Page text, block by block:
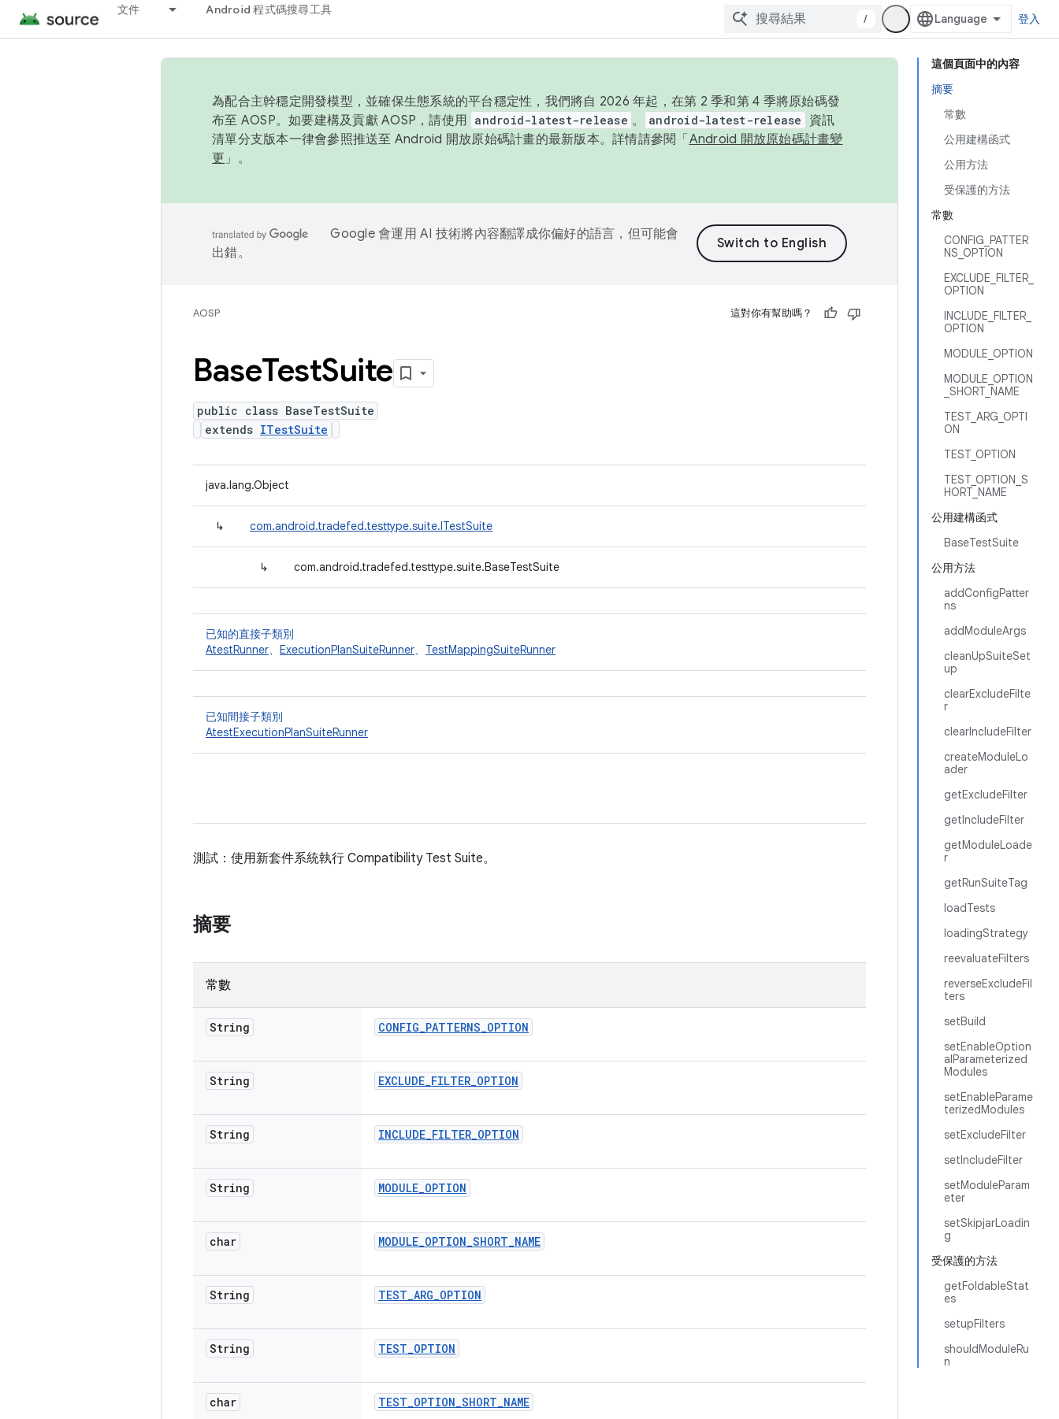
文件 Android 程式碼搜尋工具
/ 登入
這個頁面中的內容
摘要
常數
公用建構函式
公用方法
受保護的方法
常數
CONFIG_PATTER
NS_OPTION
EXCLUDE_FILTER_
OPTION
INCLUDE_FILTER_
OPTION
MODULE_OPTION
MODULE_OPTION
_SHORT_NAME
TEST_ARG_OPTI
ON
TEST_OPTION
TEST_OPTION_S
HORT_NAME
公用建構函式
BaseTestSuite
公用方法
addConfigPatter
ns
addModuleArgs
cleanUpSuiteSet
up
clearExcludeFilte
r
clearIncludeFilter
createModuleLo
ader
getExcludeFilter
getIncludeFilter
getModuleLoade
r
getRunSuiteTag
loadTests
loadingStrategy
reevaluateFilters
reverseExcludeFil
ters
setBuild
setEnableOption
alParameterized
Modules
setEnableParame
terizedModules
setExcludeFilter
setIncludeFilter
setModuleParam
eter
setSkipjarLoadin
g
受保護的方法
getFoldableStat
es
setupFilters
shouldModuleRu
n
為配合主幹穩定開發模型，並確保生態系統的平台穩定性，我們將自 2026 年起，在第 2 季和第 4 季將原始碼發
布至 AOSP。如要建構及貢獻 AOSP，請使用 android-latest-release 。 android-latest-release
資訊
清單分支版本一律會參照推送至 Android 開放原始碼計畫的最新版本。詳情請參閱「 Android 開放原始碼計畫變
更 」。
Google 會運用 AI 技術將內容翻譯成你偏好的語言，但可能會
出錯。
AOSP 這對你有幫助嗎？
BaseTestSuite
public class BaseTestSuite
extends ITestSuite
java.lang.Object
↳ com.android.tradefed.testtype.suite.ITestSuite
↳ com.android.tradefed.testtype.suite.BaseTestSuite
已知的直接子類別
AtestRunner、 ExecutionPlanSuiteRunner、 TestMappingSuiteRunner
已知間接子類別
AtestExecutionPlanSuiteRunner
測試：使用新套件系統執行 Compatibility Test Suite。
摘要
常數
String CONFIG_PATTERNS_OPTION
String EXCLUDE_FILTER_OPTION
String INCLUDE_FILTER_OPTION
String MODULE_OPTION
char MODULE_OPTION_SHORT_NAME
String TEST_ARG_OPTION
String TEST_OPTION
char TEST_OPTION_SHORT_NAME